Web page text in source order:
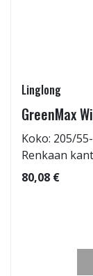
Linglong
GreenMax
Koko: 205/
Renkaan
80,08 €